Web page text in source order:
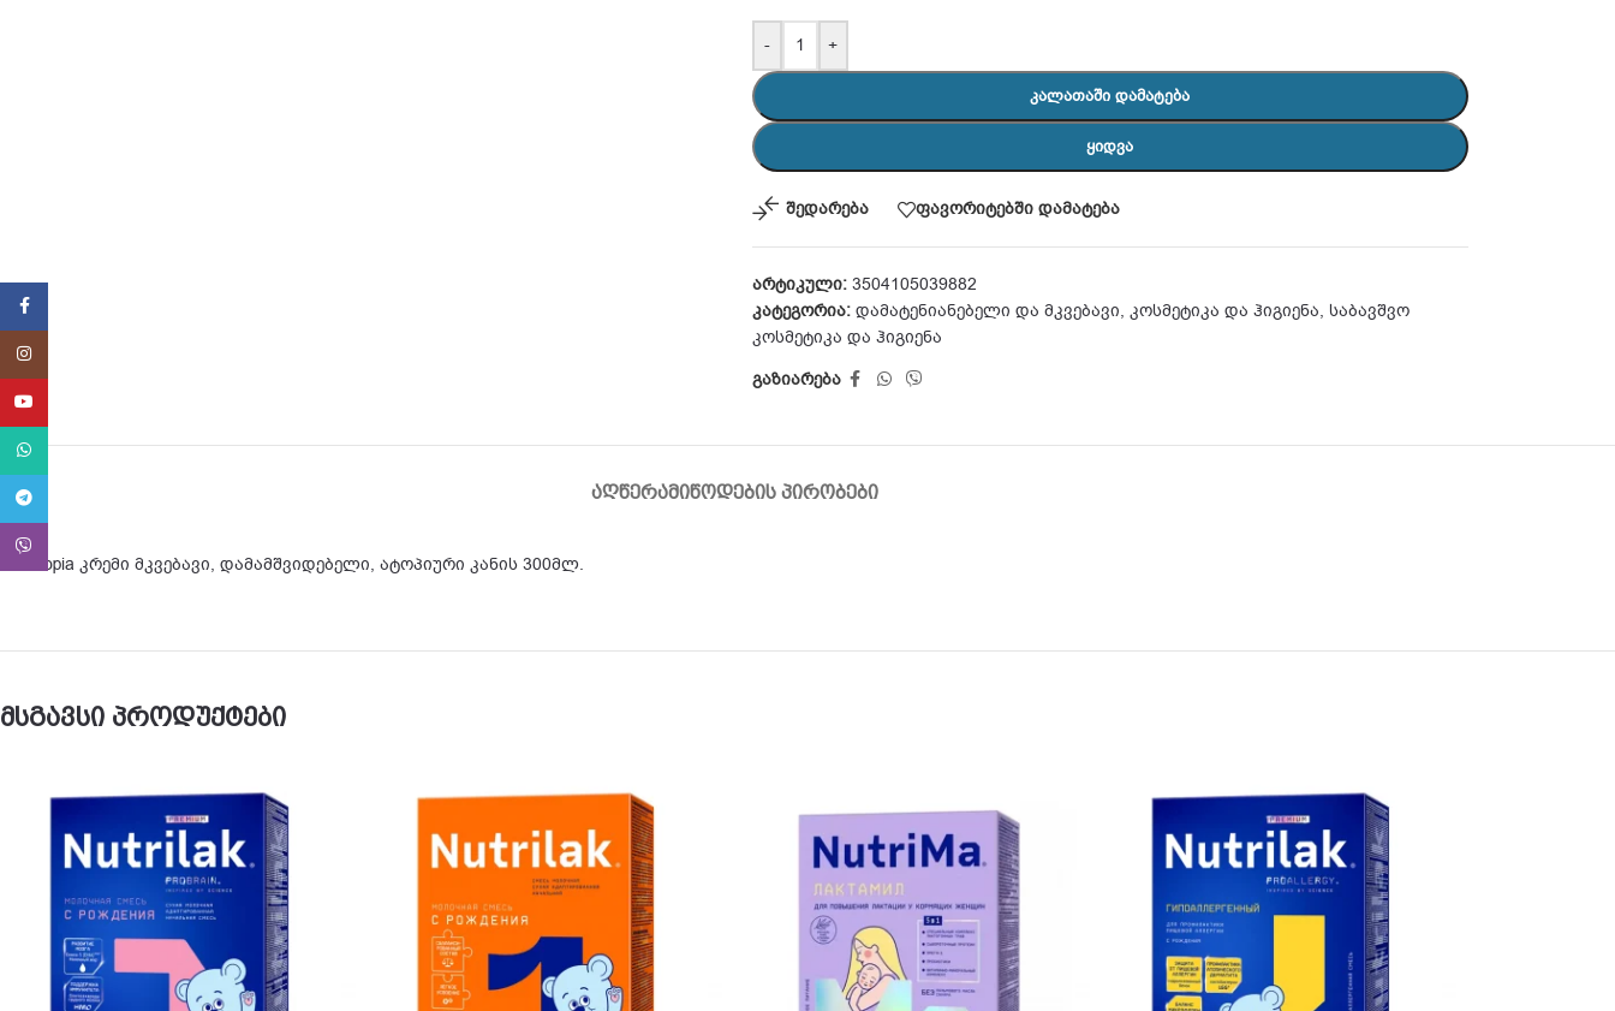
- +
ᲙᲐᲚᲐᲗᲐᲨᲘ ᲓᲐᲛᲐᲢᲔᲑᲐ
ᲧᲘᲓᲕᲐ
შედარება ფავორიტებში დამატება
არტიკული: 3504105039882
კატეგორია: დამატენიანებელი და მკვებავი, კოსმეტიკა და ჰიგიენა, საბავშვო
კოსმეტიკა და ჰიგიენა
გაზიარება
ᲐᲦᲬᲔᲠᲐᲛᲘᲬᲝᲓᲔᲑᲘᲡ ᲞᲘᲠᲝᲑᲔᲑᲘ
Stelatopia კრემი მკვებავი, დამამშვიდებელი, ატოპიური კანის 300მლ.
მსგავსი პროდუქტები
WhatsApp